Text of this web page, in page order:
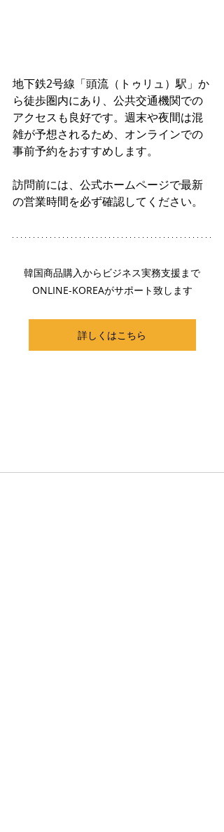
地下鉄2号線「頭流（トゥリュ）駅」か
ら徒歩圏内にあり、公共交通機関での
アクセスも良好です。週末や夜間は混
雑が予想されるため、オンラインでの
事前予約をおすすめします。
訪問前には、公式ホームページで最新
の営業時間を必ず確認してください。
韓国商品購入からビジネス実務支援まで
ONLINE-KOREAがサポート致します
詳しくはこちら